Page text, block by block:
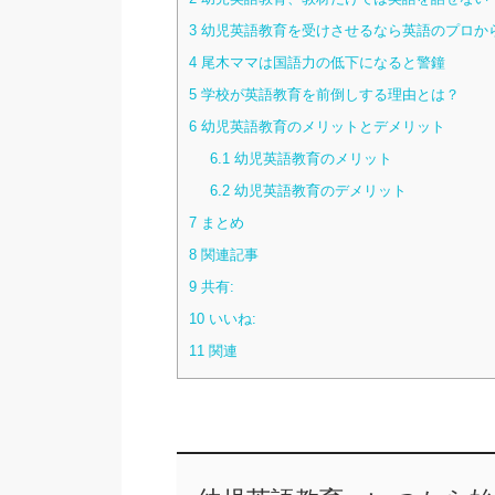
3幼児英語教育を受けさせるなら英語のプロか
4尾木ママは国語力の低下になると警鐘
5学校が英語教育を前倒しする理由とは？
6幼児英語教育のメリットとデメリット
6.1 幼児英語教育のメリット
6.2 幼児英語教育のデメリット
7まとめ
8関連記事
9共有:
10いいね:
11関連